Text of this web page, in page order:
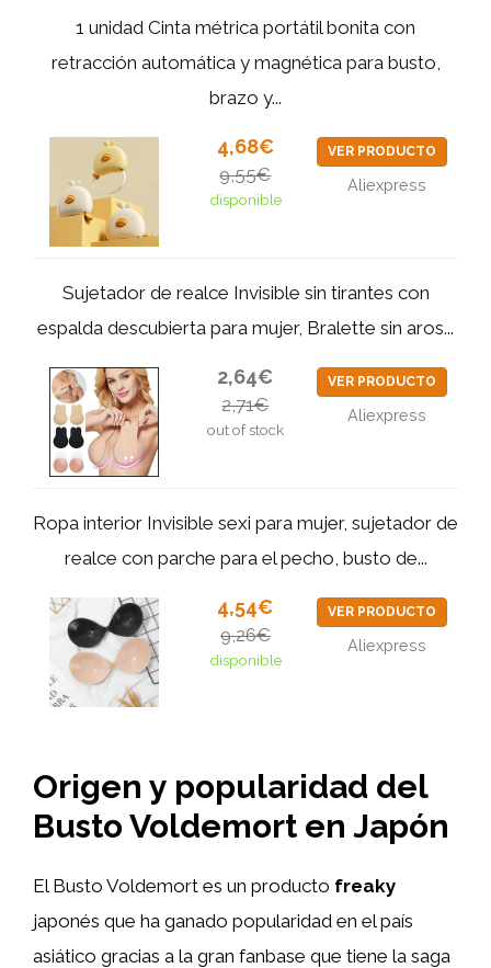
1 unidad Cinta métrica portátil bonita con
retracción automática y magnética para busto,
brazo y...
4,68€
9,55€
disponible
VER PRODUCTO
Aliexpress
Sujetador de realce Invisible sin tirantes con
espalda descubierta para mujer, Bralette sin aros...
2,64€
2,71€
out of stock
VER PRODUCTO
Aliexpress
Ropa interior Invisible sexi para mujer, sujetador de
realce con parche para el pecho, busto de...
4,54€
9,26€
disponible
VER PRODUCTO
Aliexpress
Origen y popularidad del
Busto Voldemort en Japón
El Busto Voldemort es un producto freaky
japonés que ha ganado popularidad en el país
asiático gracias a la gran fanbase que tiene la saga